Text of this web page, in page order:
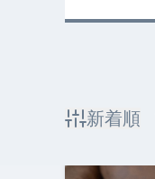
新着順